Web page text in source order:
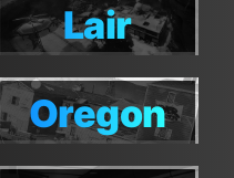
Lair
Lair
Oregon
Oregon